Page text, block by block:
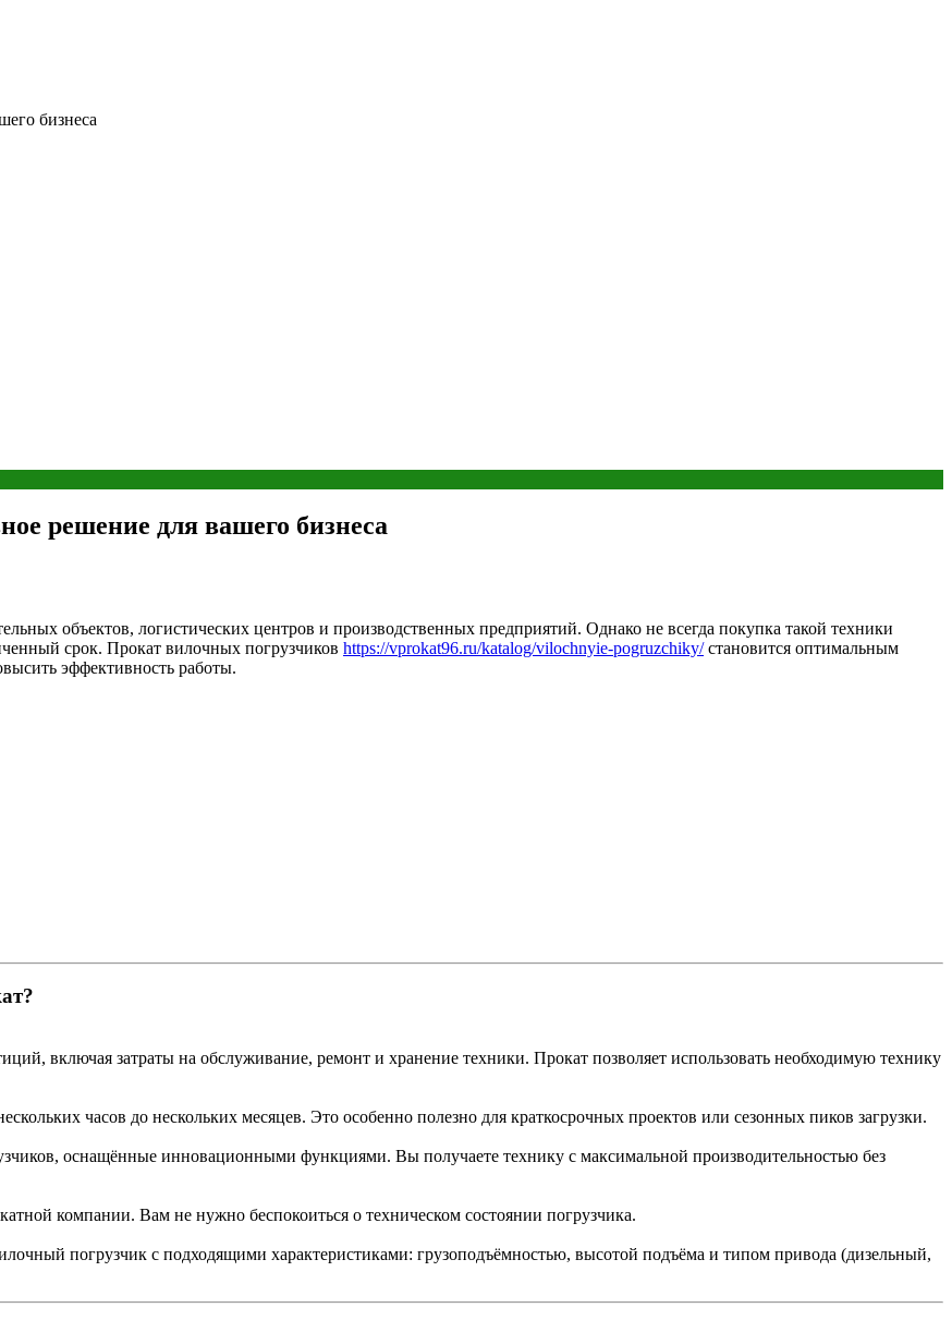
бизнеса
решение для вашего бизнеса
объектов, логистических центров и производственных предприятий. Однако не всегда покупка такой техники
срок. Прокат вилочных погрузчиков https://vprokat96.ru/katalog/vilochnyie-pogruzchiky/становится оптимальным
эффективность работы.
включая затраты на обслуживание, ремонт и хранение техники. Прокат позволяет использовать необходимую технику
часов до нескольких месяцев. Это особенно полезно для краткосрочных проектов или сезонных пиков загрузки.
оснащённые инновационными функциями. Вы получаете технику с максимальной производительностью без
компании. Вам не нужно беспокоиться о техническом состоянии погрузчика.
погрузчик с подходящими характеристиками: грузоподъёмностью, высотой подъёма и типом привода (дизельный,